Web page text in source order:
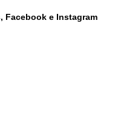
Facebook e Instagram